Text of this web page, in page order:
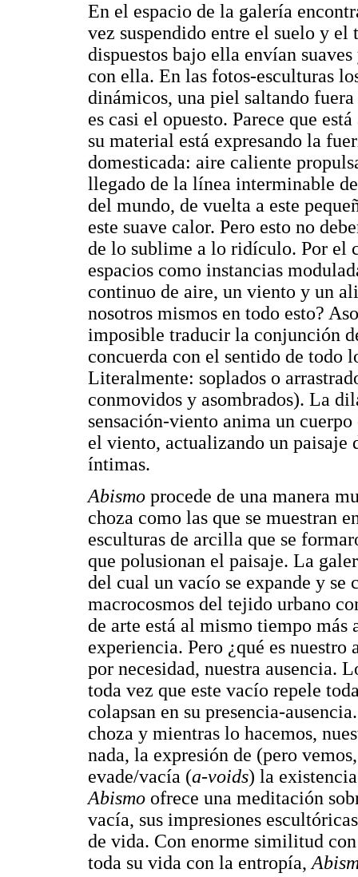
En el espacio de la galería
vez suspendido entre el suelo y el
dispuestos bajo ella envían
con ella. En las fotos-esculturas
dinámicos, una piel saltando
es casi el opuesto. Parece que
su material está expresando la
domesticada: aire caliente
llegado de la línea interminable
del mundo, de vuelta a este
este suave calor. Pero esto no
de lo sublime a lo ridículo. Por el
espacios como instancias
continuo de aire, un viento y un
nosotros mismos en todo esto?
imposible traducir la conjunción
concuerda con el sentido de todo
Literalmente: soplados o
conmovidos y asombrados). La
sensación-viento anima un
el viento, actualizando un paisaje
íntimas.
Abismo procede de una manera
choza como las que se muestran
esculturas de arcilla que se
que polusionan el paisaje. La
del cual un vacío se expande y se
macrocosmos del tejido urbano
de arte está al mismo tiempo
experiencia. Pero ¿qué es
por necesidad, nuestra ausencia.
toda vez que este vacío repele
colapsan en su presencia-
choza y mientras lo hacemos,
nada, la expresión de (pero
evade/vacía (a-voids) la
Abismo ofrece una meditación
vacía, sus impresiones
de vida. Con enorme similitud
toda su vida con la entropía,